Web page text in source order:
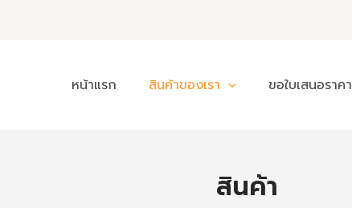
หน้าแรก สินค้าของเรา ขอใบเสนอราคา
สินค้า